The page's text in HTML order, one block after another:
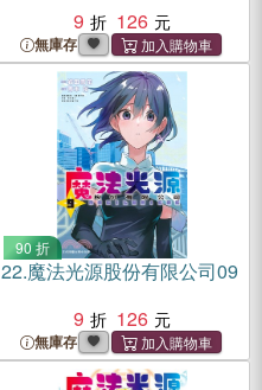
9 126
無庫存
90 折
22.魔法光源股份有限公司09
9
126
無庫存